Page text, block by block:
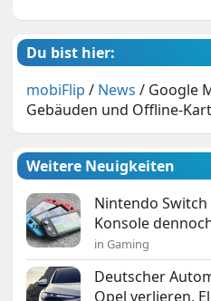
Du bist hier:
mobiFlip / News / Google
Gebäuden und Offline-
Weitere Neuigkeiten
Nintendo
Konsole
in Gaming
Deutscher
Opel verlieren,